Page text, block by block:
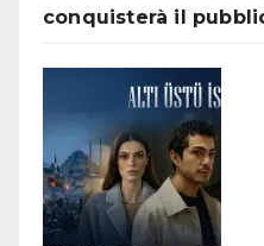
conquisterà il